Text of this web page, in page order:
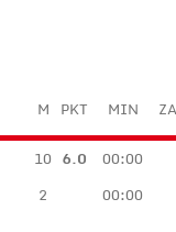
M PKT MIN
10 6.0
00:00
2 00:00